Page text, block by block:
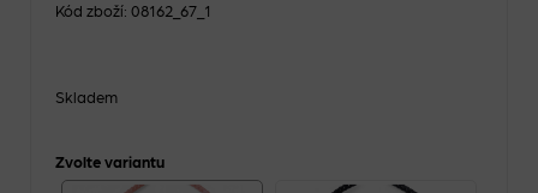
Kód zboží: 08162_67_1
Skladem
Zvolte variantu